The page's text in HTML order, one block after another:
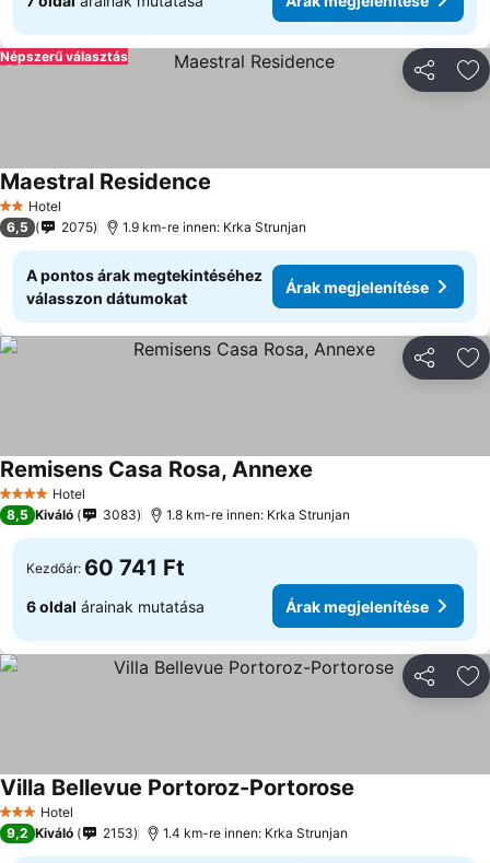
Népszerű választás
2 Kategória
Hotel
Maestral Residence
6,5 2075 1.9 km-re innen: Krka Strunjan
A pontos árak megtekintéséhez
válasszon dátumokat
Árak megjelenítése
4 KategóriaHotel
Remisens Casa Rosa, Annexe
8,5 Kiváló 3083 1.8 km-re innen: Krka Strunjan
Kezdőár: 60 741 Ft
6 oldal árainak mutatása Árak megjelenítése
3 Kategória
Hotel
Villa Bellevue Portoroz-Portorose
9,2 Kiváló 2153 1.4 km-re innen: Krka Strunjan